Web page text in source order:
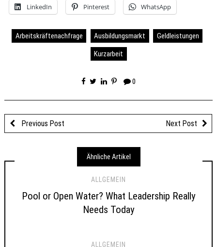
LinkedIn Pinterest WhatsApp
Arbeitskräftenachfrage Ausbildungsmarkt Geldleistungen
Kurzarbeit
0
Previous Post Next Post
Ähnliche Artikel
ALLGEMEIN
Pool or Open Water? What Leadership Really
Needs Today
ALLGEMEIN